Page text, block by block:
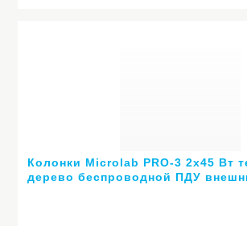
Колонки Microlab PRO-3 2х45 Вт
дерево беспроводной ПДУ